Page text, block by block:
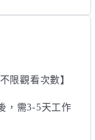
限觀看次數】
，需3-5天工作